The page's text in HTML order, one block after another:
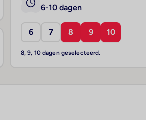
6-10 dagen
6 7 8 9 10
8, 9, 10 dagen geselecteerd.